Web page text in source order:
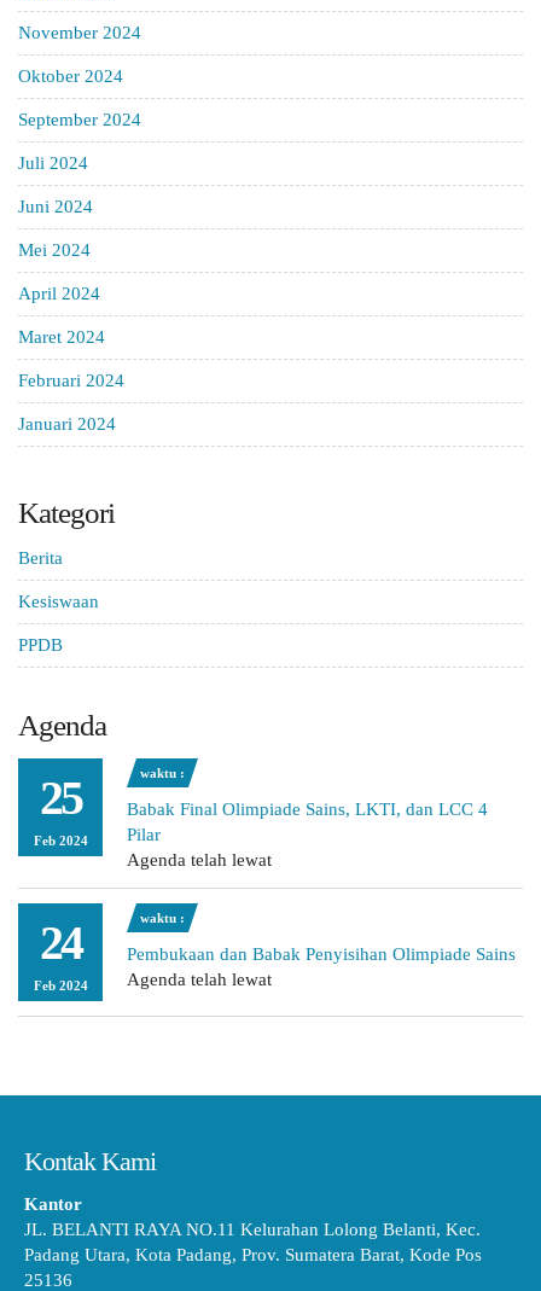
November 2024
Oktober 2024
September 2024
Juli 2024
Juni 2024
Mei 2024
April 2024
Maret 2024
Februari 2024
Januari 2024
Kategori
Berita
Kesiswaan
PPDB
Agenda
25
Feb 2024
waktu :
Babak Final Olimpiade Sains, LKTI, dan LCC 4
Pilar
Agenda telah lewat
24
Feb 2024
waktu :
Pembukaan dan Babak Penyisihan Olimpiade Sains
Agenda telah lewat
Kontak Kami
Kantor
JL. BELANTI RAYA NO.11 Kelurahan Lolong Belanti, Kec.
Padang Utara, Kota Padang, Prov. Sumatera Barat, Kode Pos
25136